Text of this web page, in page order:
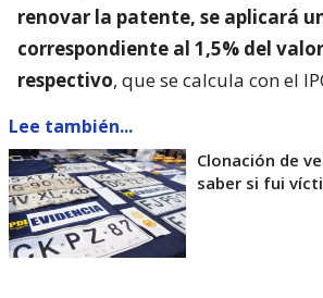
renovar la patente, se aplicará
correspondiente al 1,5% del
respectivo, que se calcula con el
Lee también...
Clonación de
saber si fui